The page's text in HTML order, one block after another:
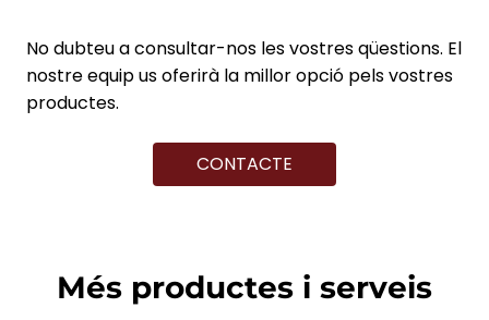
No dubteu a consultar-nos les vostres qüestions. El
nostre equip us oferirà la millor opció pels vostres
productes.
CONTACTE
Més productes i serveis